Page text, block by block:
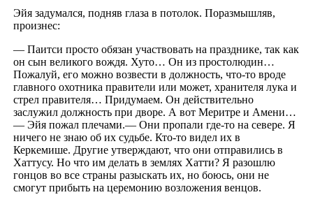
Эйя задумался, подняв глаза в потолок. Поразмышляв,
произнес:
— Паитси просто обязан участвовать на празднике, так как
он сын великого вождя. Хуто… Он из простолюдин…
Пожалуй, его можно возвести в должность, что-то вроде
главного охотника правители или может, хранителя лука и
стрел правителя… Придумаем. Он действительно
заслужил должность при дворе. А вот Меритре и Амени…
— Эйя пожал плечами.— Они пропали где-то на севере. Я
ничего не знаю об их судьбе. Кто-то видел их в
Керкемише. Другие утверждают, что они отправились в
Хаттусу. Но что им делать в землях Хатти? Я разошлю
гонцов во все страны разыскать их, но боюсь, они не
смогут прибыть на церемонию возложения венцов.